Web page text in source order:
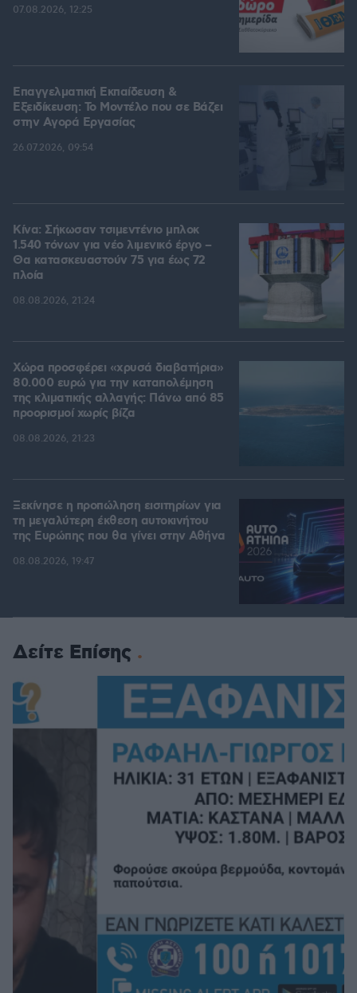
07.08.2026, 12:25
Επαγγελματική Εκπαίδευση &
Εξειδίκευση: Το Mοντέλο που σε Bάζει
στην Aγορά Eργασίας
26.07.2026, 09:54
Κίνα: Σήκωσαν τσιμεντένιο μπλοκ
1.540 τόνων για νέο λιμενικό έργο –
Θα κατασκευαστούν 75 για έως 72
πλοία
08.08.2026, 21:24
Χώρα προσφέρει «χρυσά διαβατήρια»
80.000 ευρώ για την καταπολέμηση
της κλιματικής αλλαγής: Πάνω από 85
προορισμοί χωρίς βίζα
08.08.2026, 21:23
Ξεκίνησε η προπώληση εισιτηρίων για
τη μεγαλύτερη έκθεση αυτοκινήτου
της Ευρώπης που θα γίνει στην Αθήνα
08.08.2026, 19:47
Δείτε Επίσης